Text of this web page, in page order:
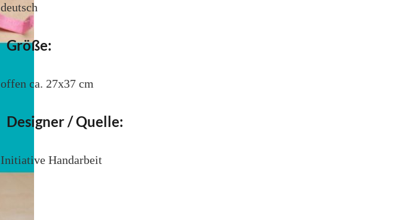
deutsch
Größe:
offen ca. 27x37 cm
Designer / Quelle:
Initiative Handarbeit